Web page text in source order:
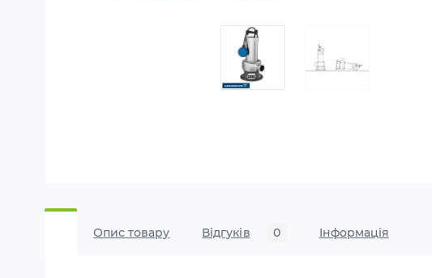
Опис товару Відгуків 0 Iнформація